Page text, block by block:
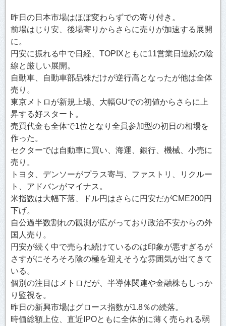
昨日の日本市場はほぼ変わらずでの寄り付き。
前場はじり安、後場寄りからさらに売りが加速する展開
に。
円安に振れる中で日経、TOPIXともに11営業日連続の陰
線と厳しい展開。
自動車、自動車部品株だけが逆行高となったが他は全体
売り。
東京メトロが新規上場、大幅GUでの初値からさらに上
昇する好スタート。
売買代金も全体で1位となり全員参加型の初日の相場を
作った。
セクターでは自動車に買い、海運、銀行、機械、小売に
売り。
トヨタ、デンソーがプラス寄与、ファストリ、リクルー
ト、アドバンがマイナス。
米指数は大幅下落、ドル円はさらに円安だがCME200円
下げ。
自公過半数割れの観測が広がっており政治不安からの外
国人売り。
円安が続く中で売られ続けているのは印象が悪すぎるが
さすがにそろそろ陰の極を迎えそうな雰囲気が出てきて
いる。
個別の注目はメトロだが、半導体関連や金融株もしっか
り監視を。
昨日の新興市場はグロース指数が1.8％の続落。
時価総額上位、直近IPOともに全体的に薄く売られる弱